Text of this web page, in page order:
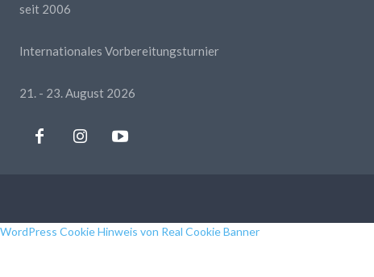
seit 2006
Internationales Vorbereitungsturnier
21. - 23. August 2026
WordPress Cookie Hinweis von Real Cookie Banner